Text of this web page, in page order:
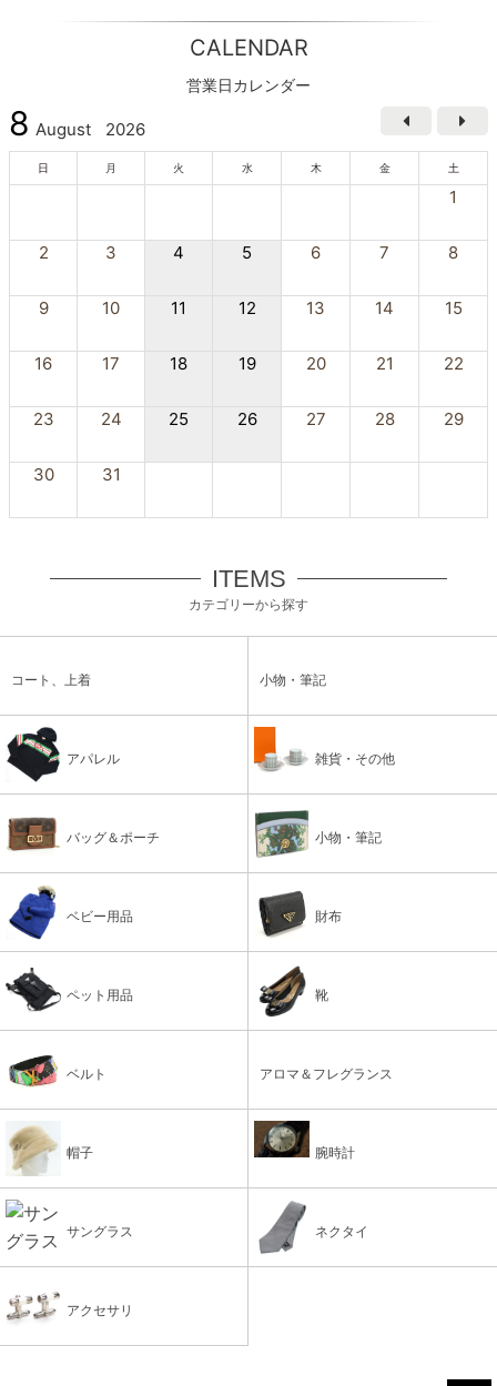
CALENDAR
営業日カレンダー
8 August 2026
日 月 火 水 木 金 土
1
2 3 4 5 6 7 8
9 10 11 12 13 14 15
16 17 18 19 20 21 22
23 24 25 26 27 28 29
30 31
ITEMS
カテゴリーから探す
コート、上着 小物・筆記
アパレル 雑貨・その他
バッグ＆ポーチ 小物・筆記
ベビー用品 財布
ペット用品 靴
ベルト アロマ＆フレグランス
帽子 腕時計
サングラス ネクタイ
アクセサリ